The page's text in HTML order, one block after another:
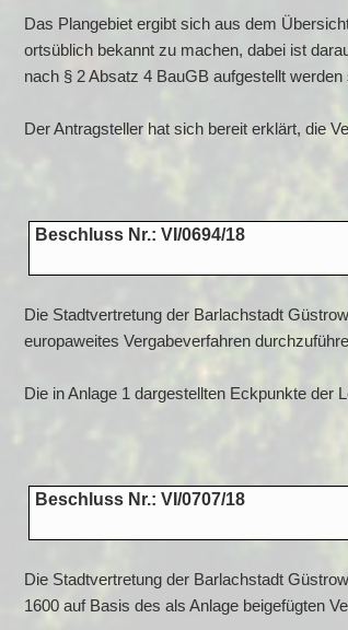
Das Plangebiet ergibt sich aus dem
ortsüblich bekannt zu machen, dabei ist
nach § 2 Absatz 4 BauGB aufgestellt werden
Der Antragsteller hat sich bereit erklärt, die
Beschluss Nr.: VI/0694/18
Die Stadtvertretung der Barlachstadt
europaweites Vergabeverfahren
Die in Anlage 1 dargestellten Eckpunkte der
Beschluss Nr.: VI/0707/18
Die Stadtvertretung der Barlachstadt
1600 auf Basis des als Anlage beigefügten